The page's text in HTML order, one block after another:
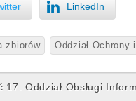
LinkedIn
zbiorów Oddział Ochrony
Oddział Obsługi